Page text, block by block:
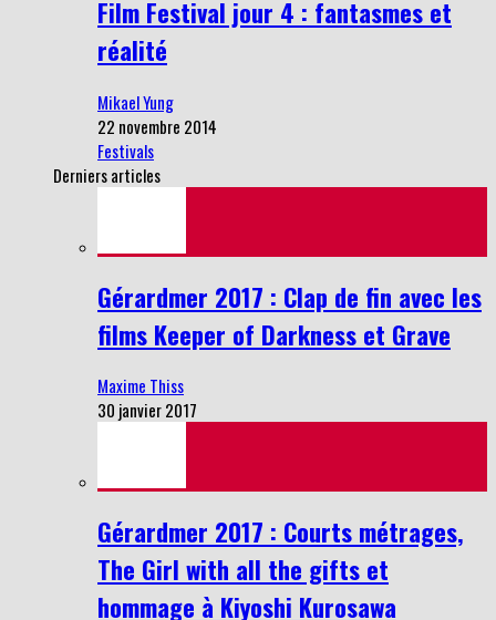
Film Festival jour 4 : fantasmes et
réalité
Mikael Yung
22 novembre 2014
Festivals
Derniers articles
Gérardmer 2017 : Clap de fin avec les
films Keeper of Darkness et Grave
Maxime Thiss
30 janvier 2017
Gérardmer 2017 : Courts métrages,
The Girl with all the gifts et
hommage à Kiyoshi Kurosawa